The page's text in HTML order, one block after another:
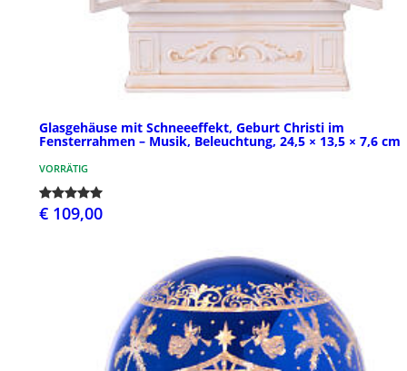
Glasgehäuse mit Schneeeffekt, Geburt Christi im
Fensterrahmen – Musik, Beleuchtung, 24,5 × 13,5 × 7,6 cm
VORRÄTIG
€ 109,00